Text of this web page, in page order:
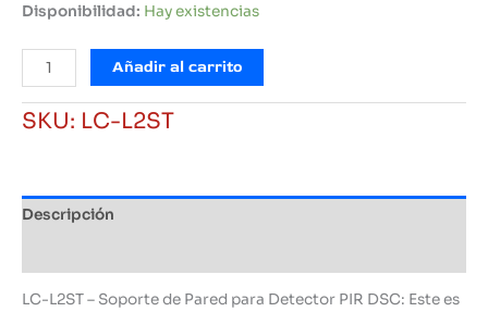
Disponibilidad: Hay existencias
Soporte
de
Pared
para
DSC
cantidad
Añadir al carrito
SKU: LC-L2ST
Descripción
LC-L2ST – Soporte de Pared para Detector PIR DSC: Este es